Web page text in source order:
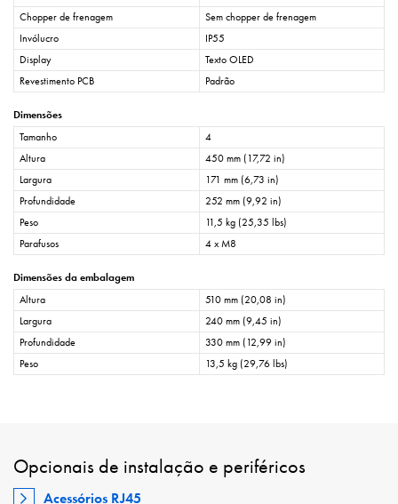
Chopper de frenagem
Sem chopper de frenagem
Invólucro
IP55
Display
Texto OLED
Revestimento PCB
Padrão
Dimensões
Tamanho
4
Altura
450 mm (17,72 in)
Largura
171 mm (6,73 in)
Profundidade
252 mm (9,92 in)
Peso
11,5 kg (25,35 lbs)
Parafusos
4 x M8
Dimensões da embalagem
Altura
510 mm (20,08 in)
Largura
240 mm (9,45 in)
Profundidade
330 mm (12,99 in)
Peso
13,5 kg (29,76 lbs)
Opcionais de instalação e periféricos
Acessórios RJ45